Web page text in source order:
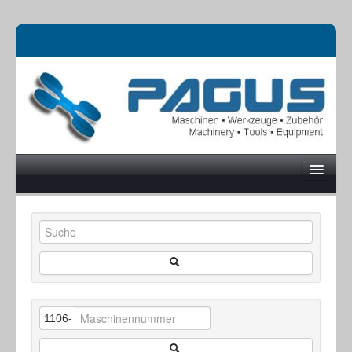
UNTERNEHMEN
MASCHINEN
ONLINESHOP
1106-